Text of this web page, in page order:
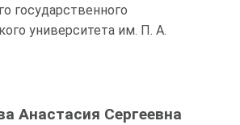
государственного
университета им. П. А.
Анастасия Сергеевна